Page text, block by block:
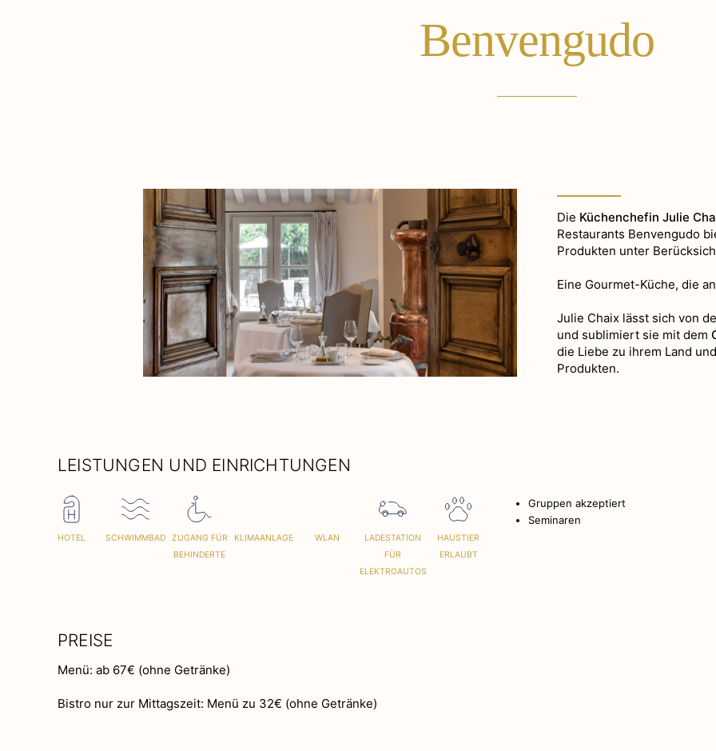
Benvengudo
Die Küchenchefin Julie
Restaurants Benvengudo
Produkten unter
Eine Gourmet-Küche, die
Julie Chaix lässt sich von
und sublimiert sie mit dem
die Liebe zu ihrem Land
Produkten.
LEISTUNGEN UND EINRICHTUNGEN
HOTEL SCHWIMMBAD
ZUGANG FÜR
BEHINDERTE
KLIMAANLAGE WLAN
LADESTATION
FÜR
ELEKTROAUTOS
HAUSTIER
ERLAUBT
Gruppen akzeptiert
Seminaren
PREISE
Menü: ab 67€ (ohne Getränke)
Bistro nur zur Mittagszeit: Menü zu 32€ (ohne Getränke)